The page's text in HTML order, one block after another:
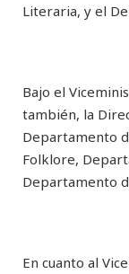
Literaria, y el
Bajo el
también, la
Departamento
Folklore,
Departamento
En cuanto al